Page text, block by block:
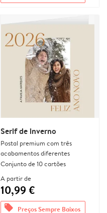
Serif de inverno
Postal premium com três
acabamentos diferentes
Conjunto de 10 cartões
A partir de
10,99 €
offers Preços Sempre Baixos